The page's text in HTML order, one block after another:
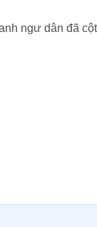
ngư dân đã